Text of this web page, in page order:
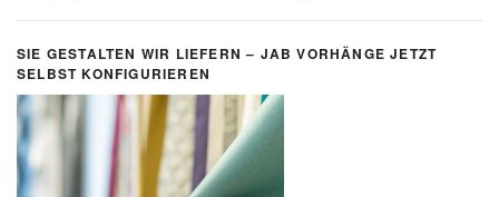
SIE GESTALTEN WIR LIEFERN – JAB VORHÄNGE JETZT
SELBST KONFIGURIEREN